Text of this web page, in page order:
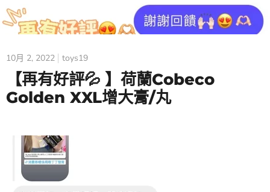
10月 2, 2022 toys19
【再有好評💦 】荷蘭Cobeco
Golden XXL增大膏/丸